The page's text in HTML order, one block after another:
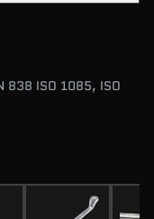
838 ISO 1085, ISO